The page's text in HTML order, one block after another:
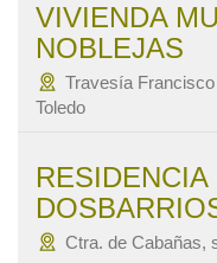
VIVIENDA
NOBLEJAS
Travesía
Toledo
RESIDENCIA
Ctra. de Cabañas,